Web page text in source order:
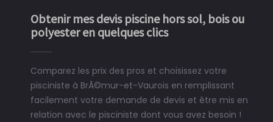
Obtenir mes devis piscine hors sol, bois ou
polyester en quelques clics
Comparez les prix des pros et choisissez votre
pisciniste à BrÃ©mur-et-Vaurois en remplissant
facilement votre demande de devis et être mis en
relation avec le pisciniste dont vous avez besoin !